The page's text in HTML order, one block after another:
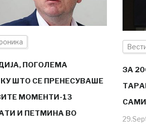
ПОГОЛЕМА
ШТО СЕ ПРЕНЕСУВАШЕ
МОМЕНТИ-13
И ПЕТМИНА ВО
ЗА